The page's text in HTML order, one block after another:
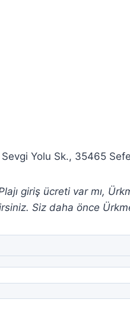
Sevgi Yolu Sk., 35465
giriş ücreti var mı,
Siz daha önce